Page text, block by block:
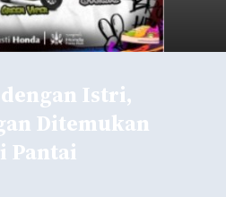
Istri,
Ditemukan
Pantai